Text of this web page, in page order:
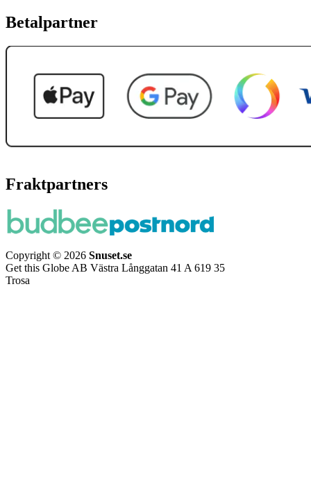
Betalpartner
Fraktpartners
Copyright © 2026 Snuset.se
Get this Globe AB Västra Långgatan 41 A 619 35
Trosa